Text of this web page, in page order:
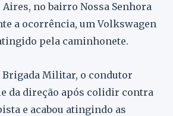
Aires, no bairro Nossa Senhora
a ocorrência, um Volkswagen
pela caminhonete.
Brigada Militar, o condutor
da direção após colidir contra
e acabou atingindo as